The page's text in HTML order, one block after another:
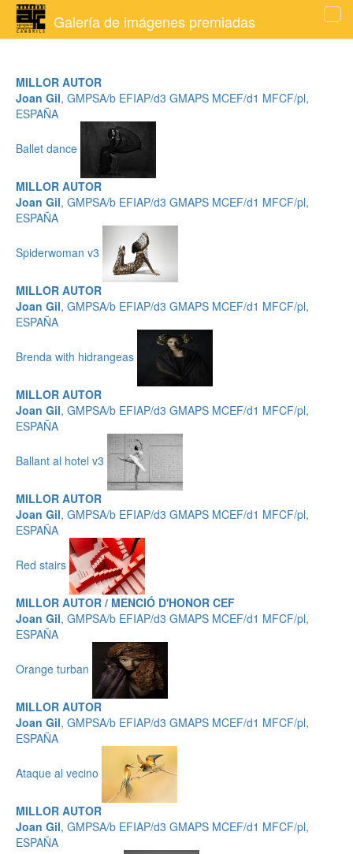
Galería de imágenes premiadas
MILLOR AUTOR
Joan Gil, GMPSA/b EFIAP/d3 GMAPS MCEF/d1 MFCF/pl,
ESPAÑA
Ballet dance
MILLOR AUTOR
Joan Gil, GMPSA/b EFIAP/d3 GMAPS MCEF/d1 MFCF/pl,
ESPAÑA
Spiderwoman v3
MILLOR AUTOR
Joan Gil, GMPSA/b EFIAP/d3 GMAPS MCEF/d1 MFCF/pl,
ESPAÑA
Brenda with hidrangeas
MILLOR AUTOR
Joan Gil, GMPSA/b EFIAP/d3 GMAPS MCEF/d1 MFCF/pl,
ESPAÑA
Ballant al hotel v3
MILLOR AUTOR
Joan Gil, GMPSA/b EFIAP/d3 GMAPS MCEF/d1 MFCF/pl,
ESPAÑA
Red stairs
MILLOR AUTOR / MENCIÓ D'HONOR CEF
Joan Gil, GMPSA/b EFIAP/d3 GMAPS MCEF/d1 MFCF/pl,
ESPAÑA
Orange turban
MILLOR AUTOR
Joan Gil, GMPSA/b EFIAP/d3 GMAPS MCEF/d1 MFCF/pl,
ESPAÑA
Ataque al vecino
MILLOR AUTOR
Joan Gil, GMPSA/b EFIAP/d3 GMAPS MCEF/d1 MFCF/pl,
ESPAÑA